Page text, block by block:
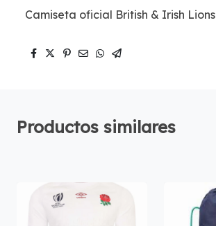
Camiseta oficial British & Irish Lions
Productos similares